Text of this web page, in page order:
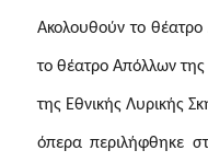
Ακολουθούν το
το θέατρο Απόλλων
της Εθνικής Λυρικής
όπερα περιλήφθηκε